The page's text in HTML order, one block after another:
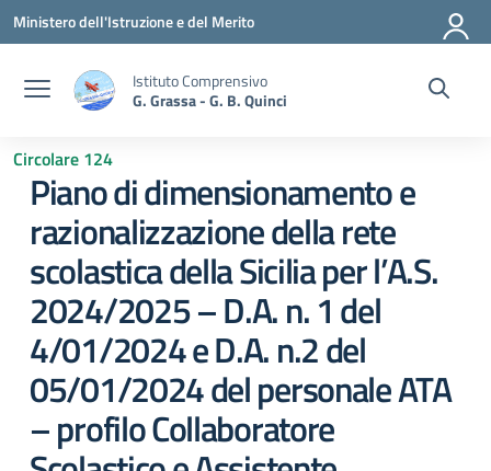
Vai ai contenuti
Vai al menu di navigazione
Vai al footer
Ministero dell'Istruzione e del Merito
Istituto Comprensivo
G. Grassa - G. B. Quinci
Circolare 124
Piano di dimensionamento e
razionalizzazione della rete
scolastica della Sicilia per l’A.S.
2024/2025 – D.A. n. 1 del
4/01/2024 e D.A. n.2 del
05/01/2024 del personale ATA
– profilo Collaboratore